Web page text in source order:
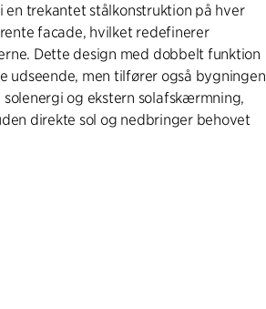
en trekantet stålkonstruktion på hver
facade, hvilket redefinerer
Dette design med dobbelt funktion
udseende, men tilfører også bygningen
og ekstern solafskærmning,
direkte sol og nedbringer behovet